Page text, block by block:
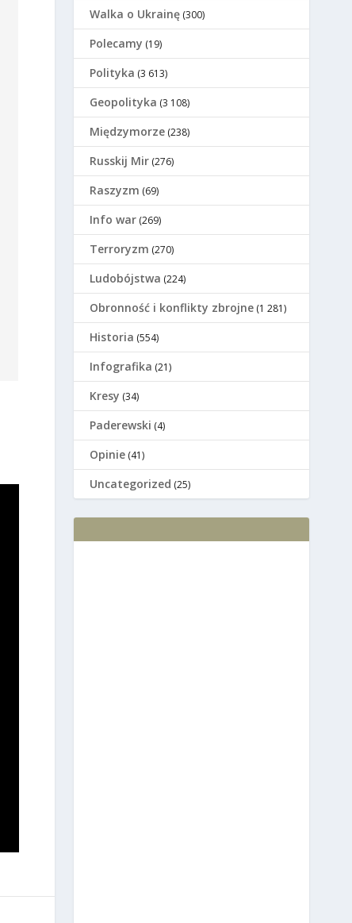
Walka o Ukrainę (300)
Polecamy (19)
Polityka (3 613)
Geopolityka (3 108)
Międzymorze (238)
Russkij Mir (276)
Raszyzm (69)
Info war (269)
Terroryzm (270)
Ludobójstwa (224)
Оbronność i konflikty zbrojne (1 281)
Historia (554)
Infografika (21)
Kresy (34)
Paderewski (4)
Opinie (41)
Uncategorized (25)